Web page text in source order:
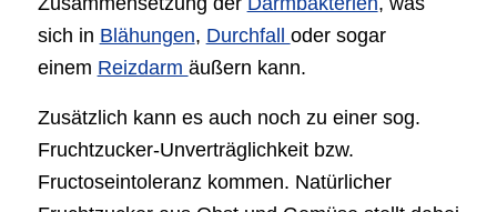
sich in Blähungen, Durchfall oder sogar
einem Reizdarm äußern kann.
Zusätzlich kann es auch noch zu einer sog.
Fruchtzucker-Unverträglichkeit bzw.
Fructoseintoleranz kommen. Natürlicher